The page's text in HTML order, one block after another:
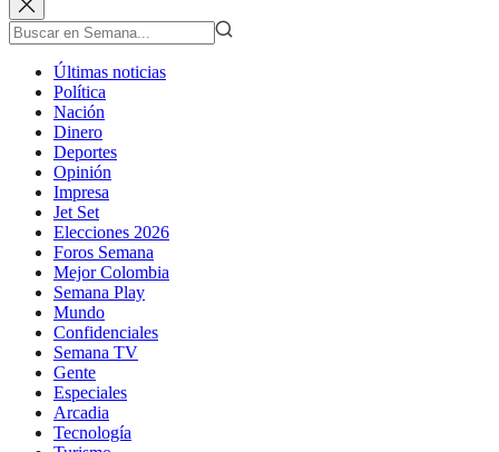
Últimas noticias
Política
Nación
Dinero
Deportes
Opinión
Impresa
Jet Set
Elecciones 2026
Foros Semana
Mejor Colombia
Semana Play
Mundo
Confidenciales
Semana TV
Gente
Especiales
Arcadia
Tecnología